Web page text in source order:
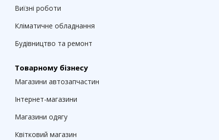
Виїзні роботи
Кліматичне обладнання
Будівництво та ремонт
Товарному бізнесу
Магазини автозапчастин
Інтернет-магазини
Магазини одягу
Квітковий магазин